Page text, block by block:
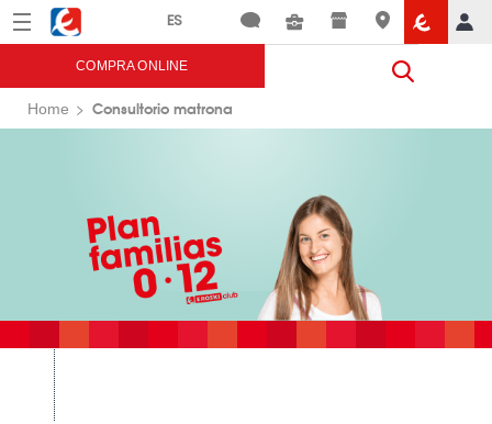
Menú Eroski
COMPRA ONLINE
Home Consultorio matrona